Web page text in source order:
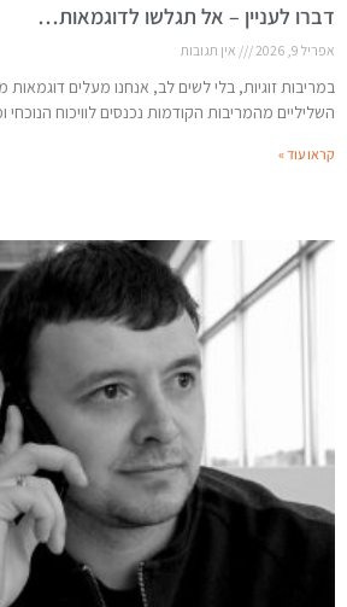
דברו לעניין – אל תגלשו לדוגמאות…
אפריל 9, 2026 אין תגובות
במריבות זוגיות, בלי לשים לב, אנחנו מעלים
השליליים מהמריבות הקודמות נכנסים לוויכוח
קראו עוד »